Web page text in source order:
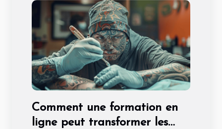
Comment une formation en
ligne peut transformer les